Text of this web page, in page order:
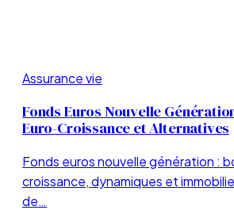
Assurance vie
Fonds Euros Nouvelle
Euro-Croissance et Alternatives
Fonds euros nouvelle génération :
croissance, dynamiques et
de…